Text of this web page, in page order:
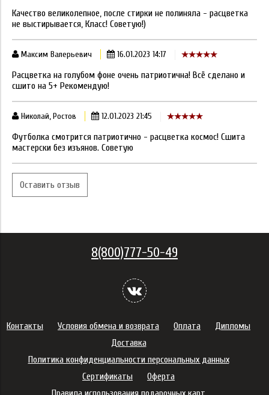
Качество великолепное, после стирки не полиняла - расцветка
не выстирывается, Класс! Советую!)
Максим Валерьевич 16.01.2023 14:17
Расцветка на голубом фоне очень патриотична! Всё сделано и
сшито на 5+ Рекомендую!
Николай, Ростов 12.01.2023 21:45
Футболка смотрится патриотично - расцветка космос! Сшита
мастерски без изъянов. Советую
Оставить отзыв
8(800)777-50-49
Контакты Условия обмена и возврата Оплата
Дипломы
Доставка
Политика конфиденциальности персональных данных
Сертификаты
Оферта